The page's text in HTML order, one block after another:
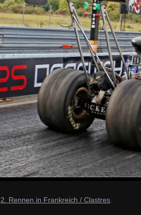
2. Rennen in Frankreich / Clastres.